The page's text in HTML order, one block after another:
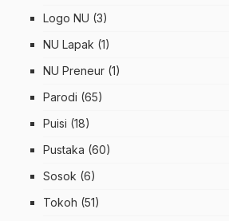
Logo NU (3)
NU Lapak (1)
NU Preneur (1)
Parodi (65)
Puisi (18)
Pustaka (60)
Sosok (6)
Tokoh (51)